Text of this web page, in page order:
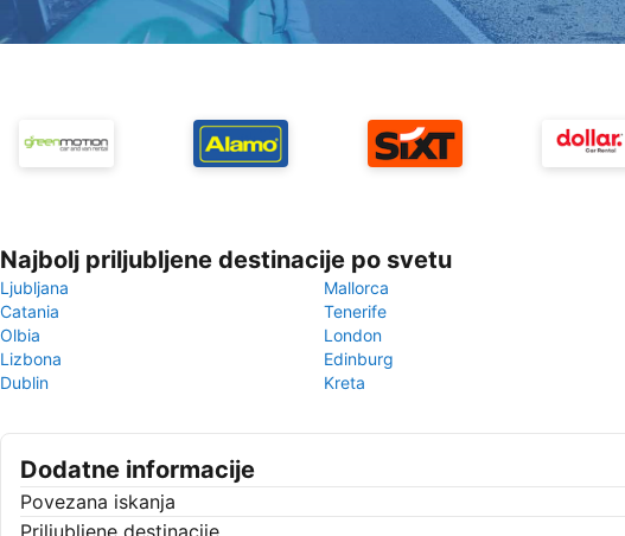
Najbolj priljubljene destinacije po svetu
Ljubljana
Mallorca
Catania
Tenerife
Olbia
London
Lizbona
Edinburg
Dublin
Kreta
Dodatne informacije
Povezana iskanja
Priljubljene destinacije